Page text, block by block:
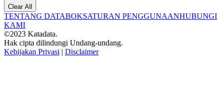
Clear All
TENTANG DATABOKSATURAN PENGGUNAANHUBUNGI
KAMI
©2023 Katadata.
Hak cipta dilindungi Undang-undang.
Kebijakan Privasi | Disclaimer